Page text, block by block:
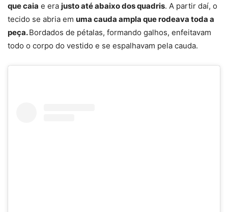
que caia e era justo até abaixo dos quadris. A partir daí, o
tecido se abria em uma cauda ampla que rodeava toda a
peça.Bordados de pétalas, formando galhos, enfeitavam
todo o corpo do vestido e se espalhavam pela cauda.